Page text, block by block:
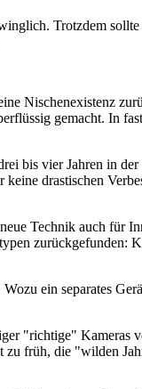
Trotzdem sollte
Nischenexistenz
gemacht. In
bis vier Jahren in
drastischen
Technik auch für
zurückgefunden:
ein separates
"richtige" Kameras
zu früh, die "wilden